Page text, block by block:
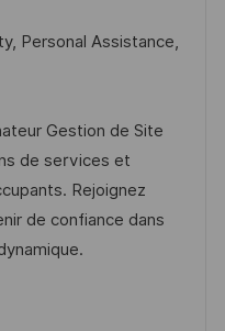
s
d
D
a
t
e
Personal Assistance,
Gestion de Site
de services et
Rejoignez
de confiance dans